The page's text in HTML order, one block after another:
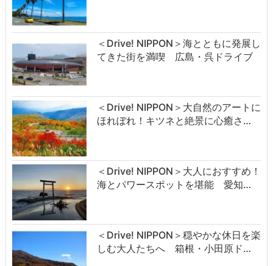
＜Drive! NIPPON＞海とともに発展し
てきた街を満喫 広島・呉ドライブ
＜Drive! NIPPON＞大自然のアートに
ほれぼれ！キツネと絶景に心癒さ…
＜Drive! NIPPON＞大人におすすめ！
海とパワースポットを堪能 愛知…
＜Drive! NIPPON＞穏やかな休日を楽
しむ大人たちへ 箱根・小田原ド…